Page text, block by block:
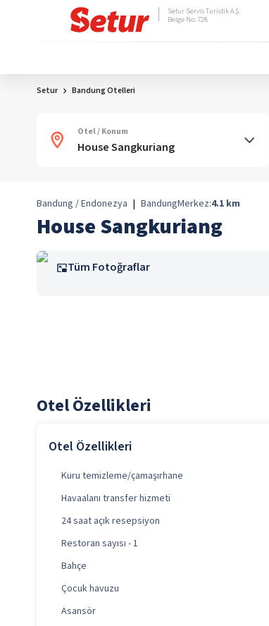
Setur Servis Turistik A.Ş.
Belge No: 728
Setur Bandung Otelleri
Otel / Konum
Bandung / Endonezya | BandungMerkez:4.1 km
House Sangkuriang
Tüm Fotoğraflar
Otel Özellikleri
Otel Özellikleri
Kuru temizleme/çamaşırhane
Havaalanı transfer hizmeti
24 saat açık resepsiyon
Restoran sayısı - 1
Bahçe
Çocuk havuzu
Asansör